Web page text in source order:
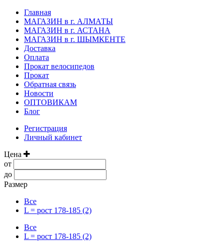
Главная
МАГАЗИН в г. АЛМАТЫ
МАГАЗИН в г. АСТАНА
МАГАЗИН в г. ШЫМКЕНТЕ
Доставка
Оплата
Прокат велосипедов
Прокат
Обратная связь
Новости
ОПТОВИКАМ
Блог
Регистрация
Личный кабинет
Цена
от
до
Размер
Все
L = рост 178-185 (2)
Все
L = рост 178-185 (2)